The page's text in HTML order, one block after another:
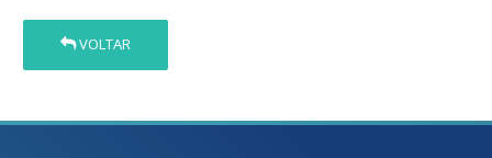
VOLTAR